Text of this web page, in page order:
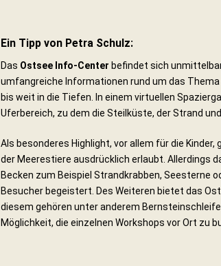
Ein Tipp von Petra Schulz:
Das Ostsee Info-Center befindet sich
umfangreiche Informationen rund um das
bis weit in die Tiefen. In einem virtuellen
Uferbereich, zu dem die Steilküste, der Strand
Als besonderes Highlight, vor allem für die
der Meerestiere ausdrücklich erlaubt. Allerdings
Becken zum Beispiel Strandkrabben, Seesterne
Besucher begeistert. Des Weiteren bietet das
diesem gehören unter anderem
Möglichkeit, die einzelnen Workshops vor Ort zu